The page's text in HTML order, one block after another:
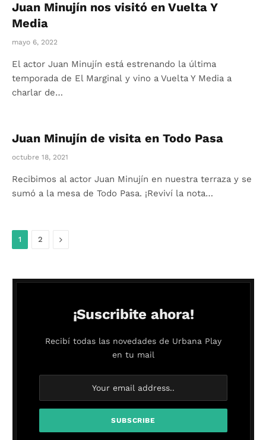
Juan Minujín nos visitó en Vuelta Y
Media
mayo 6, 2022
El actor Juan Minujín está estrenando la última
temporada de El Marginal y vino a Vuelta Y Media a
charlar de…
Juan Minujín de visita en Todo Pasa
octubre 18, 2021
Recibimos al actor Juan Minujín en nuestra terraza y se
sumó a la mesa de Todo Pasa. ¡Reviví la nota…
1 2 Siguiente
¡Suscribite ahora!
Recibí todas las novedades de Urbana Play
en tu mail